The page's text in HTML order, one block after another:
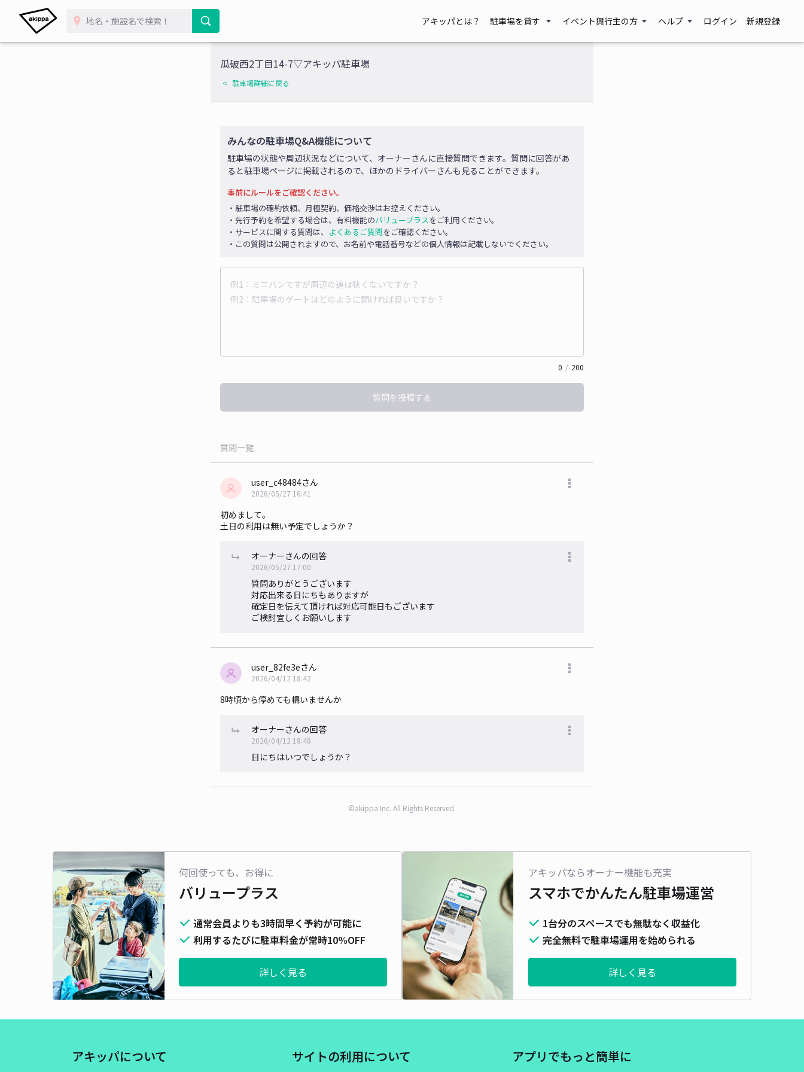
アキッパとは？ 駐車場を貸す イベント興行主の方 ヘルプ ログイン 新規登録
瓜破西2丁目14-7▽アキッパ駐車場
駐車場詳細に戻る
みんなの駐車場Q&A機能について
駐車場の状態や周辺状況などについて、オーナーさんに直接質問できます。質問に回答があ
ると駐車場ページに掲載されるので、ほかのドライバーさんも見ることができます。
事前にルールをご確認ください。
・駐車場の確約依頼、月極契約、価格交渉はお控えください。
・先行予約を希望する場合は、有料機能のバリュープラスをご利用ください。
・サービスに関する質問は、 よくあるご質問をご確認ください。
・この質問は公開されますので、お名前や電話番号などの個人情報は記載しないでください。
0 / 200
質問を投稿する
質問一覧
user_c48484さん
2026/05/27 16:41
初めまして。
土日の利用は無い予定でしょうか？
オーナーさんの回答
2026/05/27 17:00
質問ありがとうございます
対応出来る日にちもありますが
確定日を伝えて頂ければ対応可能日もございます
ご検討宜しくお願いします
user_82fe3eさん
2026/04/12 18:42
8時頃から停めても構いませんか
オーナーさんの回答
2026/04/12 18:48
日にちはいつでしょうか？
©akippa Inc. All Rights Reserved.
何回使っても、お得に
バリュープラス
通常会員よりも3時間早く予約が可能に
利用するたびに駐車料金が常時10%OFF
詳しく見る
アキッパならオーナー機能も充実
スマホでかんたん駐車場運営
1台分のスペースでも無駄なく収益化
完全無料で駐車場運用を始められる
詳しく見る
アキッパについて サイトの利用について アプリでもっと簡単に